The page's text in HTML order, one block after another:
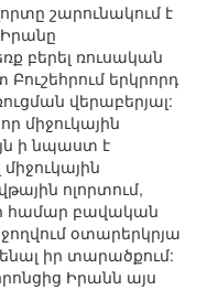
շարունակում է
բերել ռուսական
երկրորդ
վերաբերյալ:
միջուկային
ի նպաստ է
ոլորտում,
համար բավական
օտարերկրյա
իր տարածքում:
Իրանն այս